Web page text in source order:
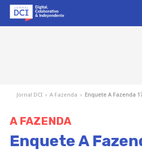
Jornal DCI › A Fazenda › Enquete A Fazenda
A FAZENDA
Enquete A